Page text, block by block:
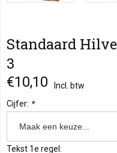
Standaard
3
€10,10
Incl. btw
Cijfer: *
Tekst 1e regel: